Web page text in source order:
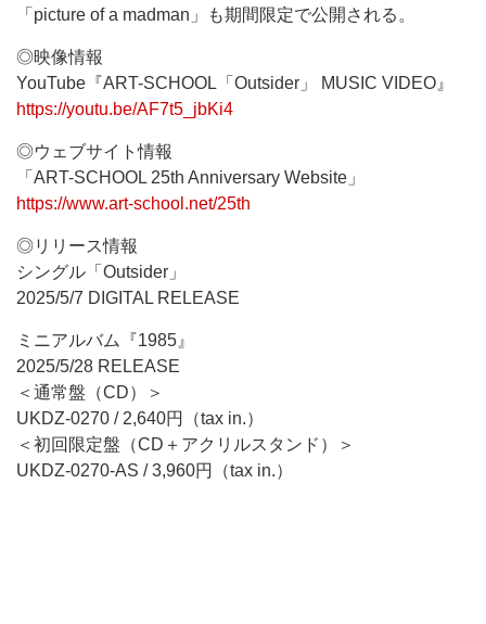
「picture of a madman」も期間限定で公開される。
◎映像情報
YouTube『ART-SCHOOL「Outsider」 MUSIC VIDEO』
https://youtu.be/AF7t5_jbKi4
◎ウェブサイト情報
「ART-SCHOOL 25th Anniversary Website」
https://www.art-school.net/25th
◎リリース情報
シングル「Outsider」
2025/5/7 DIGITAL RELEASE
ミニアルバム『1985』
2025/5/28 RELEASE
＜通常盤（CD）＞
UKDZ-0270 / 2,640円（tax in.）
＜初回限定盤（CD＋アクリルスタンド）＞
UKDZ-0270-AS / 3,960円（tax in.）